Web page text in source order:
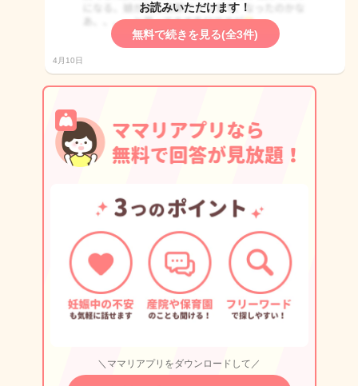
お読みいただけます！
無料で続きを見る(全3件)
4月10日
＼ママリアプリをダウンロードして／